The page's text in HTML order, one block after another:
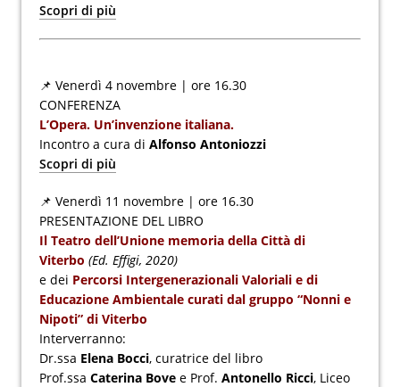
Scopri di più
📌 Venerdì 4 novembre | ore 16.30
CONFERENZA
L’Opera. Un’invenzione italiana.
Incontro a cura di Alfonso Antoniozzi
Scopri di più
📌 Venerdì 11 novembre | ore 16.30
PRESENTAZIONE DEL LIBRO
Il Teatro dell’Unione memoria della Città di
Viterbo (Ed. Effigi, 2020)
e dei Percorsi Intergenerazionali Valoriali e di
Educazione Ambientale curati dal gruppo “Nonni e
Nipoti” di Viterbo
Interverranno:
Dr.ssa Elena Bocci, curatrice del libro
Prof.ssa Caterina Bove e Prof. Antonello Ricci, Liceo